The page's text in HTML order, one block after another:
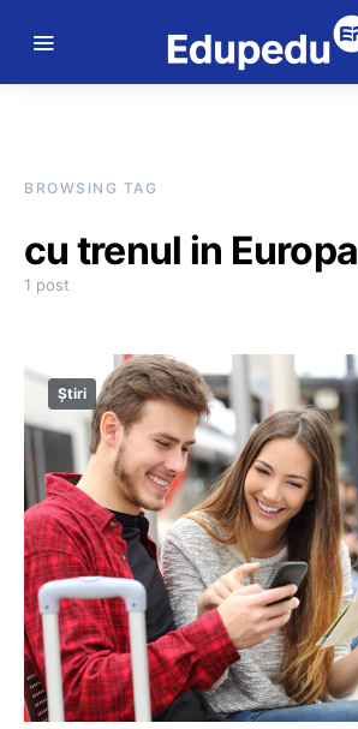
BROWSING TAG
cu trenul in Europa
1 post
Știri